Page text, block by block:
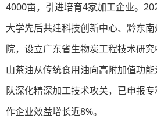
4000亩，引进培育4家加工企业。
大学先后共建科技创新中心、黔东
院，设立广东省生物炭工程技术研
山茶油从传统食用油向高附加值功
队深化精深加工技术攻关，已申报
作企业效益增长近8%。